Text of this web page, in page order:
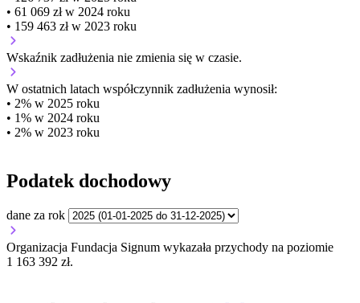
• 61 069 zł w 2024 roku
• 159 463 zł w 2023 roku
Wskaźnik zadłużenia nie zmienia się w czasie.
W ostatnich latach współczynnik zadłużenia wynosił:
• 2% w 2025 roku
• 1% w 2024 roku
• 2% w 2023 roku
Podatek dochodowy
dane za rok
Organizacja Fundacja Signum wykazała przychody na poziomie
1 163 392 zł.